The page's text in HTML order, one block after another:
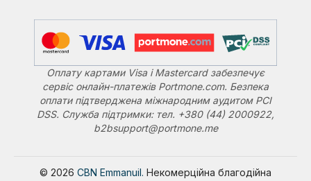
Оплату картами Visa і Mastercard забезпечує
сервіс онлайн-платежів Portmone.com. Безпека
оплати підтверджена міжнародним аудитом PCI
DSS. Служба підтримки: тел. +380 (44) 2000922,
b2bsupport@portmone.me
© 2026 CBN Emmanuil. Некомерційна благодійна